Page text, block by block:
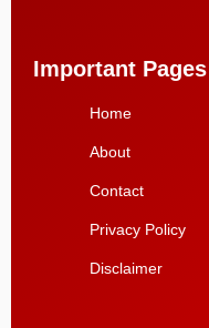
Important Pages
Home
About
Contact
Privacy Policy
Disclaimer